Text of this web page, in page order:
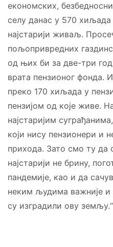
економских,
селу данас у 570
најстарији живаљ.
пољопривредних
од њих би за две-три
врата пензионог фонда.
преко 170 хиљада у
пензијом од које живе.
најстаријим
који нису пензионери и
прихода. Зато смо ту да
најстарији не брину,
пандемије, као и да
неким људима важније и
су изградили ову земљу.“